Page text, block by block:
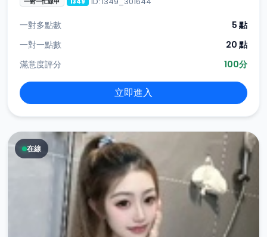
一對多點數
5 點
一對一點數
20 點
滿意度評分
100分
立即進入
在線